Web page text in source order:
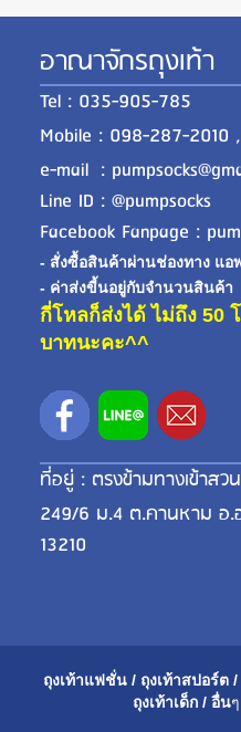
อาณาจักรถุงเท้า
Tel : 035-905-785
Mobile : 098-287-2010
e-mail :
Line ID : @pumpsocks
Facebook Fanpage :
- สั่งซื้อสินค้าผ่านช่องทาง แอ
- ค่าส่งขี้นอยู่กับจำนวนสินค้า
กี่โหลก็ส่งได้ ไม่ถึง 50
บาทนะคะ^^
ที่อยู่ : ตรงข้ามทางเข้าสว
249/6 ม.4 ต.คานหาม อ
13210
ถุงเท้าแฟชั่น / ถุงเท้าสปอร์ต /
ถุงเท้าเด็ก / อื่นๆ